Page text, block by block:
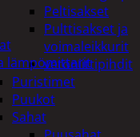
Peltisakset
Pulttisakset ja
voimaleikkurit
vetoniittipihdit
Puristimet
Puukot
Sahat
lämpömittarit